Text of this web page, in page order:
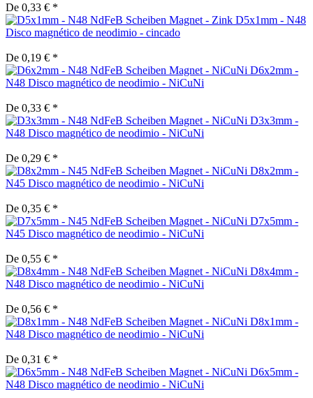
De 0,33 € *
D5x1mm - N48
Disco magnético de neodimio - cincado
De 0,19 € *
D6x2mm -
N48 Disco magnético de neodimio - NiCuNi
De 0,33 € *
D3x3mm -
N48 Disco magnético de neodimio - NiCuNi
De 0,29 € *
D8x2mm -
N45 Disco magnético de neodimio - NiCuNi
De 0,35 € *
D7x5mm -
N45 Disco magnético de neodimio - NiCuNi
De 0,55 € *
D8x4mm -
N48 Disco magnético de neodimio - NiCuNi
De 0,56 € *
D8x1mm -
N48 Disco magnético de neodimio - NiCuNi
De 0,31 € *
D6x5mm -
N48 Disco magnético de neodimio - NiCuNi